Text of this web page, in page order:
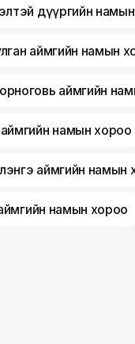
дүүргийн
аймгийн намын
аймгийн
намын хороо
аймгийн намын
намын хороо